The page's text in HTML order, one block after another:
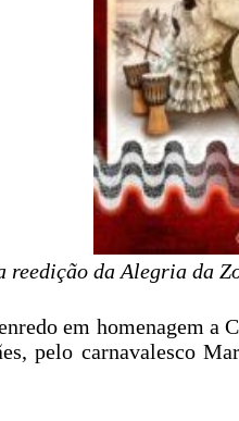
reedição da Alegria da
em homenagem
pelo carnavalesco